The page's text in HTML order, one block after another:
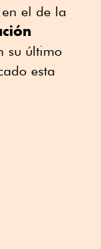
el de la
su último
esta